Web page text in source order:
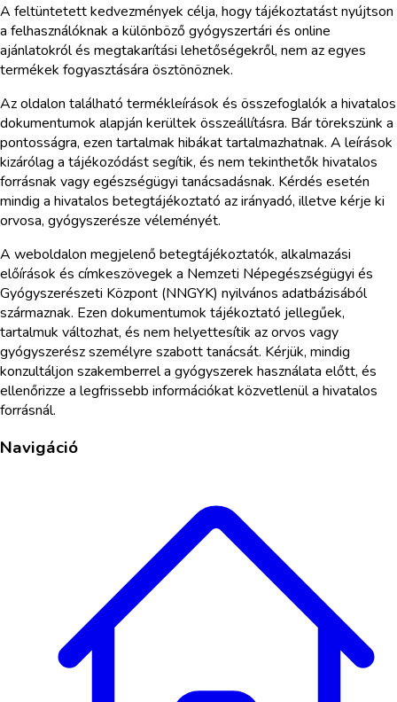
A feltüntetett kedvezmények célja, hogy tájékoztatást nyújtson
a felhasználóknak a különböző gyógyszertári és online
ajánlatokról és megtakarítási lehetőségekről, nem az egyes
termékek fogyasztására ösztönöznek.
Az oldalon található termékleírások és összefoglalók a hivatalos
dokumentumok alapján kerültek összeállításra. Bár törekszünk a
pontosságra, ezen tartalmak hibákat tartalmazhatnak. A leírások
kizárólag a tájékozódást segítik, és nem tekinthetők hivatalos
forrásnak vagy egészségügyi tanácsadásnak. Kérdés esetén
mindig a hivatalos betegtájékoztató az irányadó, illetve kérje ki
orvosa, gyógyszerésze véleményét.
A weboldalon megjelenő betegtájékoztatók, alkalmazási
előírások és címkeszövegek a Nemzeti Népegészségügyi és
Gyógyszerészeti Központ (NNGYK) nyilvános adatbázisából
származnak. Ezen dokumentumok tájékoztató jellegűek,
tartalmuk változhat, és nem helyettesítik az orvos vagy
gyógyszerész személyre szabott tanácsát. Kérjük, mindig
konzultáljon szakemberrel a gyógyszerek használata előtt, és
ellenőrizze a legfrissebb információkat közvetlenül a hivatalos
forrásnál.
Navigáció